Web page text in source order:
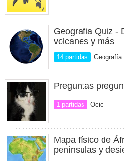
Geografia Quiz -
volcanes y más
14 partidas Geografía
Preguntas
1 partidas Ocio
Mapa físico de
penínsulas y